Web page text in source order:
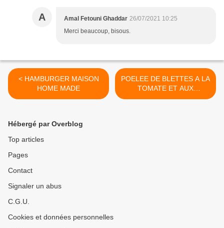
A Amal Fetouni Ghaddar 26/07/2021 10:25
Merci beaucoup, bisous.
< HAMBURGER MAISON
HOME MADE
POELEE DE BLETTES A LA
TOMATE ET AUX
AMANDES >
Hébergé par Overblog
Top articles
Pages
Contact
Signaler un abus
C.G.U.
Cookies et données personnelles